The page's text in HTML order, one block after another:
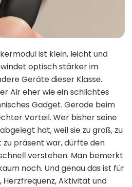
ist klein, leicht und
optisch stärker im
Geräte dieser Klasse.
Air eher wie ein schlichtes
Gadget. Gerade beim
Vorteil. Wer bisher seine
hat, weil sie zu groß, zu
präsent war, dürfte den
verstehen. Man bemerkt
noch. Und genau das ist für
Herzfrequenz, Aktivität und